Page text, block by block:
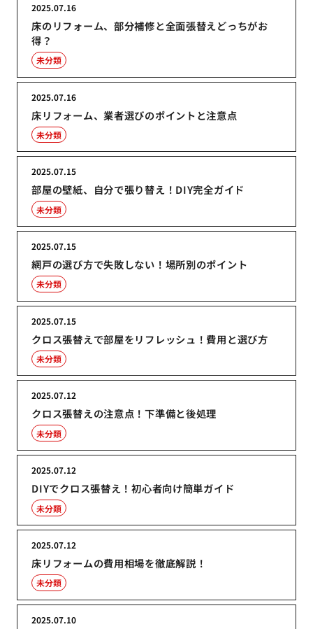
床のリフォーム、部分補修と全面張替えどっちがお
得？
2025.07.16
未分類
床リフォーム、業者選びのポイントと注意点
2025.07.16
未分類
部屋の壁紙、自分で張り替え！DIY完全ガイド
2025.07.15
未分類
網戸の選び方で失敗しない！場所別のポイント
2025.07.15
未分類
クロス張替えで部屋をリフレッシュ！費用と選び方
2025.07.15
未分類
クロス張替えの注意点！下準備と後処理
2025.07.12
未分類
DIYでクロス張替え！初心者向け簡単ガイド
2025.07.12
未分類
床リフォームの費用相場を徹底解説！
2025.07.12
未分類
2025.07.10